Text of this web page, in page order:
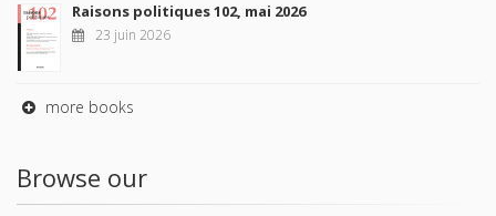
Raisons politiques 102, mai 2026
23 juin 2026
more books
Browse our